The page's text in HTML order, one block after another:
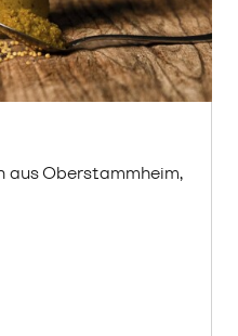
Oberstammheim,